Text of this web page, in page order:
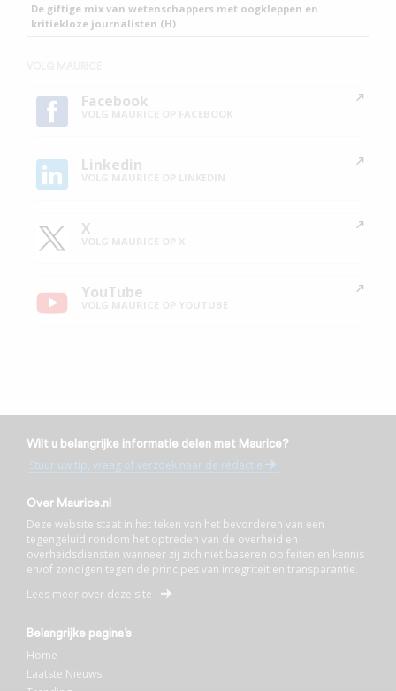
De giftige mix van wetenschappers met oogkleppen en
kritiekloze journalisten (H)
Facebook
Linkedin
X
YouTube
Wilt u belangrijke informatie delen met Maurice?
Stuur uw tip, vraag of verzoek naar de redactie
Over Maurice.nl
Deze website staat in het teken van het bevorderen van een
tegengeluid rondom het optreden van de overheid en
overheidsdiensten wanneer zij zich niet baseren op feiten en kennis
en/of zondigen tegen de principes van integriteit en transparantie.
Lees meer over deze site
Belangrijke pagina’s
Home
Laatste Nieuws